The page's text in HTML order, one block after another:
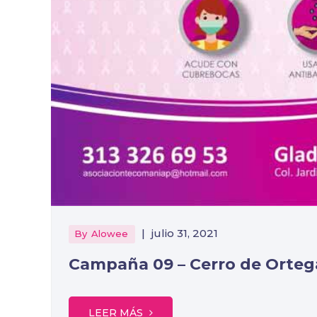
By Alowee | julio 31, 2021
Campaña 09 – Cerro de
LEER MÁS